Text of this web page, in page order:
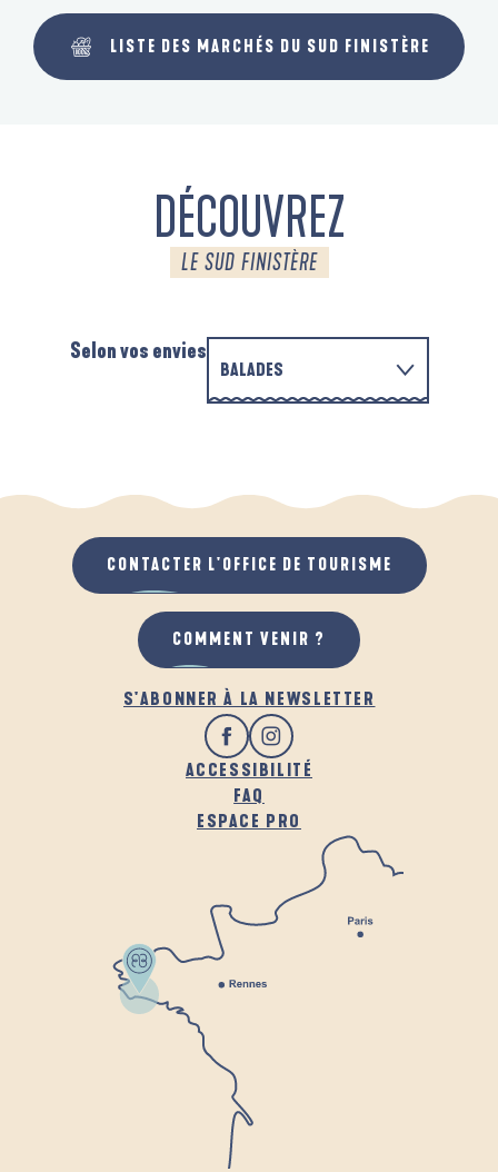
LISTE DES MARCHÉS DU SUD FINISTÈRE
DÉCOUVREZ
LE SUD FINISTÈRE
Selon vos envies
BALADES
QUAND IL PLEUT
AU GRAND AIR
S'ABONNER À LA NEWSLETTER
ACCESSIBILITÉ
FAQ
ESPACE PRO
CONTACTER L'OFFICE DE TOURISME
COMMENT VENIR ?